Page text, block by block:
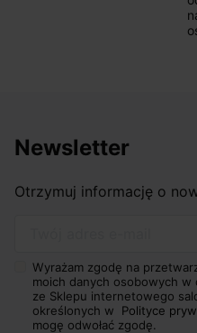
nasze wymarzone
osiągnąć w przyzwoitych
Newsletter
Otrzymuj informację o
Wyrażam zgodę na
moich danych osobowych w
ze Sklepu internetowego
określonych w Polityce
mogę odwołać zgodę.